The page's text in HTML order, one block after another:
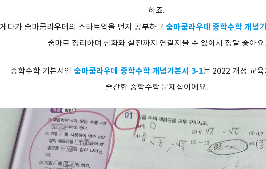
하죠.
게다가 숨마쿰라우데의 스타트업을 먼저 공부하고 숨마쿰라우데 중학수학 개념
숨마로 정리하며 심화와 실전까지 연결지을 수 있어서 정말 좋아요.
중학수학 기본서인 숨마쿰라우데 중학수학 개념기본서 3-1는 2022 개정 교육
출간한 중학수학 문제집이에요.